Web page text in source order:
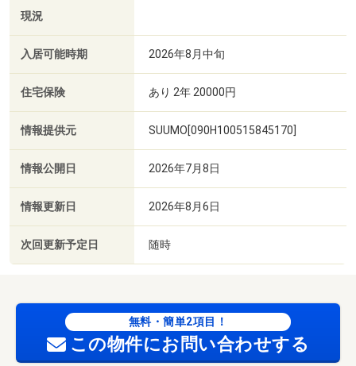
現況
入居可能時期 2026年8月中旬
住宅保険 あり 2年 20000円
情報提供元 SUUMO[090H100515845170]
情報公開日 2026年7月8日
情報更新日 2026年8月6日
次回更新予定日 随時
無料・簡単2項目！
この物件にお問い合わせする